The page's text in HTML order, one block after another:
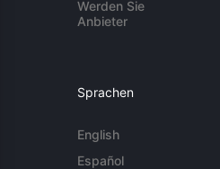
Werden Sie
Anbieter
Sprachen
English
Español